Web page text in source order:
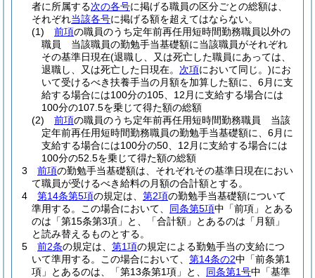
者に所属する次の各号に掲げる職員の区分ごとの総額は、
それぞれ当該各号に掲げる額を超えてはならない。
(1)
前項の職員のうち定年前再任用短時間勤務職員以外の
職員 当該職員の勤勉手当基礎額に当該職員がそれぞれ
その基準日現在(退職し、又は死亡した職員にあっては、
退職し、又は死亡した日現在。 次項において同じ。)にお
いて受けるべき扶養手当の月額を加算した額に、6月に支
給する場合には100分の105、12月に支給する場合には
100分の107.5を乗じて得た額の総額
(2)
前項の職員のうち定年前再任用短時間勤務職員 当該
定年前再任用短時間勤務職員の勤勉手当基礎額に、6月に
支給する場合には100分の50、12月に支給する場合には
100分の52.5を乗じて得た額の総額
3
前項の勤勉手当基礎額は、それぞれその基準日現在におい
て職員が受けるべき給料の月額の合計額とする。
4
第14条第5項の規定は、 第2項の勤勉手当基礎額について
準用する。
この場合において、 同条第5項中「前項」とある
のは「第15条第3項」と、「合計額」とあるのは「月額」
と読み替えるものとする。
5
前2条の規定は、 第1項の規定による勤勉手当の支給につ
いて準用する。
この場合において、 第14条の2中「前条第1
項」とあるのは、「第13条第1項」と、 同条第1号中「基準